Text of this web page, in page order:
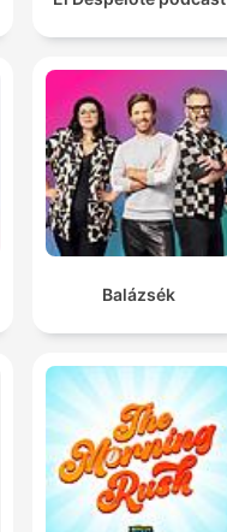
Balázsék